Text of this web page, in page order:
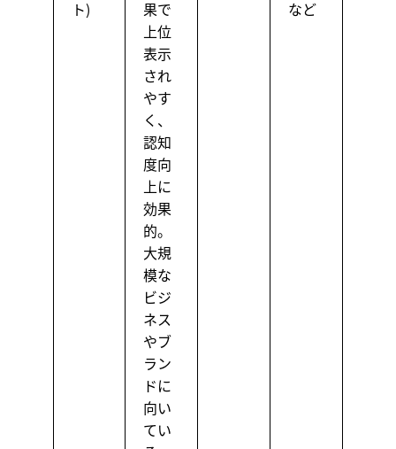
ト)
果で
上位
表示
され
やす
く、
認知
度向
上に
効果
的。
大規
模な
ビジ
ネス
やブ
ラン
ドに
向い
てい
など